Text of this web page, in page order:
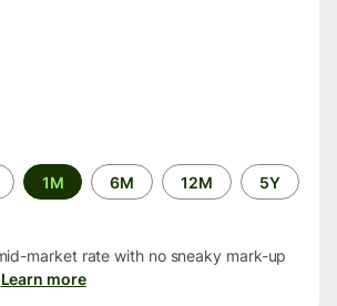
1M 6M 12M 5Y
market rate with no sneaky mark-up
Learn more